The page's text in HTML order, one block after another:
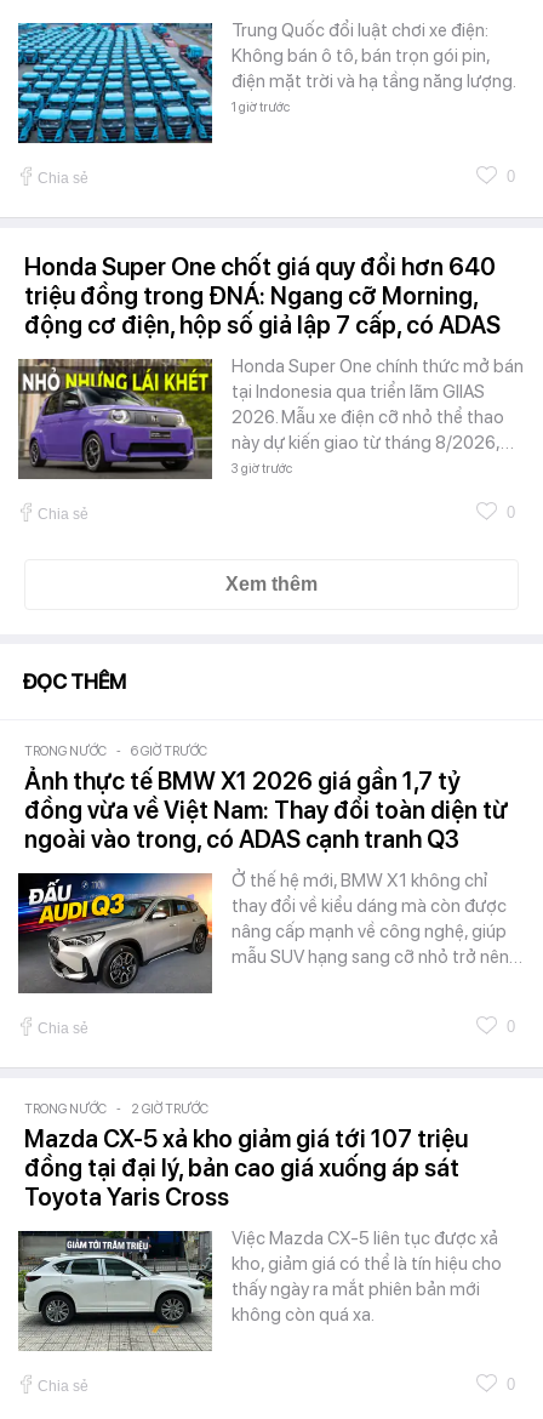
Trung Quốc đổi luật chơi xe điện:
Không bán ô tô, bán trọn gói pin,
điện mặt trời và hạ tầng năng lượng.
1 giờ trước
Chia sẻ 0
Honda Super One chốt giá quy đổi hơn 640
triệu đồng trong ĐNÁ: Ngang cỡ Morning,
động cơ điện, hộp số giả lập 7 cấp, có ADAS
Honda Super One chính thức mở bán
tại Indonesia qua triển lãm GIIAS
2026. Mẫu xe điện cỡ nhỏ thể thao
này dự kiến giao từ tháng 8/2026,…
3 giờ trước
Chia sẻ 0
Xem thêm
ĐỌC THÊM
TRONG NƯỚC - 6 GIỜ TRƯỚC
Ảnh thực tế BMW X1 2026 giá gần 1,7 tỷ
đồng vừa về Việt Nam: Thay đổi toàn diện từ
ngoài vào trong, có ADAS cạnh tranh Q3
Ở thế hệ mới, BMW X1 không chỉ
thay đổi về kiểu dáng mà còn được
nâng cấp mạnh về công nghệ, giúp
mẫu SUV hạng sang cỡ nhỏ trở nên…
Chia sẻ 0
TRONG NƯỚC - 2 GIỜ TRƯỚC
Mazda CX-5 xả kho giảm giá tới 107 triệu
đồng tại đại lý, bản cao giá xuống áp sát
Toyota Yaris Cross
Việc Mazda CX-5 liên tục được xả
kho, giảm giá có thể là tín hiệu cho
thấy ngày ra mắt phiên bản mới
không còn quá xa.
Chia sẻ 0